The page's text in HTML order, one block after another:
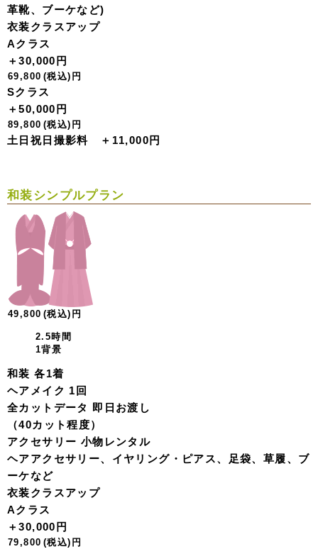
革靴、ブーケなど)
衣装クラスアップ
Aクラス
＋30,000円
69,800 (税込) 円
Sクラス
＋50,000円
89,800 (税込) 円
土日祝日撮影料 ＋11,000円
和装シンプルプラン
49,800 (税込) 円
2.5時間
1背景
和装 各1着
ヘアメイク 1回
全カットデータ 即日お渡し
（40カット程度）
アクセサリー 小物レンタル
ヘアアクセサリー、イヤリング・ピアス、足袋、草履、ブ
ーケなど
衣装クラスアップ
Aクラス
＋30,000円
79,800 (税込) 円